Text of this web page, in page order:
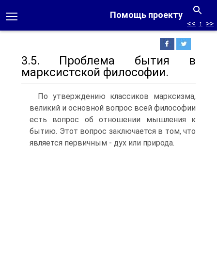
Помощь проекту
<< ↑ >>
3.5. Проблема бытия в
марксистской философии.
По утверждению классиков марксизма,
великий и основной вопрос всей философии
есть вопрос об отношении мышления к
бытию. Этот вопрос заключается в том, что
является первичным - дух или природа.